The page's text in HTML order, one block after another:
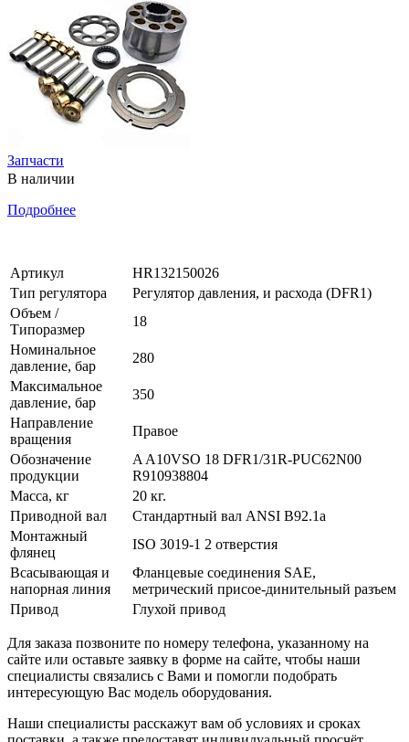
Запчасти
В наличии
Подробнее
Артикул
HR132150026
Тип регулятора
Регулятор давления, и расхода (DFR1)
Объем /
Типоразмер
18
Номинальное
давление, бар
280
Максимальное
давление, бар
350
Направление
вращения
Правое
Обозначение
продукции
A A10VSO 18 DFR1/31R-PUC62N00
R910938804
Масса, кг
20 кг.
Приводной вал
Стандартный вал ANSI B92.1a
Монтажный
флянец
ISO 3019-1 2 отверстия
Всасывающая и
напорная линия
Фланцевые соединения SAE,
метрический присое-динительный разъем
Привод
Глухой привод
Для заказа позвоните по номеру телефона, указанному на
сайте или оставьте заявку в форме на сайте, чтобы наши
специалисты связались с Вами и помогли подобрать
интересующую Вас модель оборудования.
Наши специалисты расскажут вам об условиях и сроках